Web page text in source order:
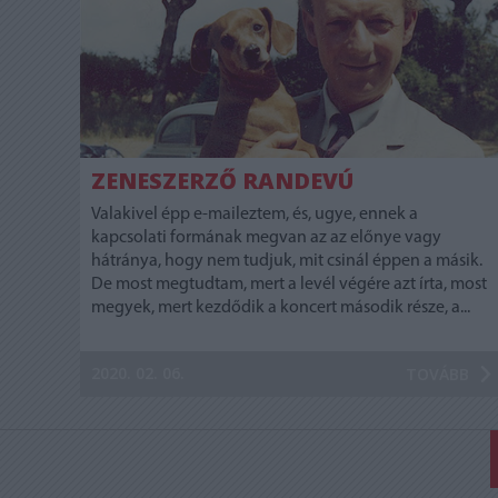
ZENESZERZŐ RANDEVÚ
Valakivel épp e-maileztem, és, ugye, ennek a
kapcsolati formának megvan az az előnye vagy
hátránya, hogy nem tudjuk, mit csinál éppen a másik.
De most megtudtam, mert a levél végére azt írta, most
megyek, mert kezdődik a koncert második része, a...